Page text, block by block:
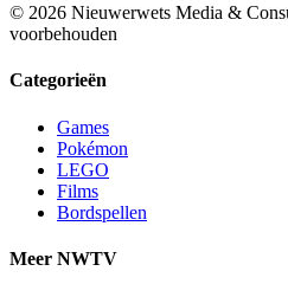
© 2026 Nieuwerwets Media &
voorbehouden
Categorieën
Games
Pokémon
LEGO
Films
Bordspellen
Meer NWTV